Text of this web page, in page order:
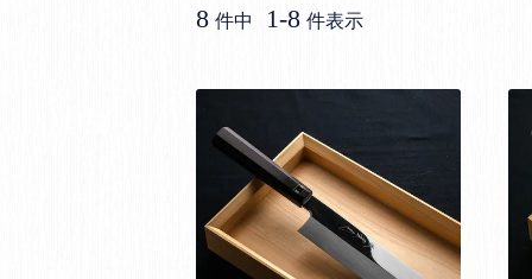
8 件中 1-8 件表示